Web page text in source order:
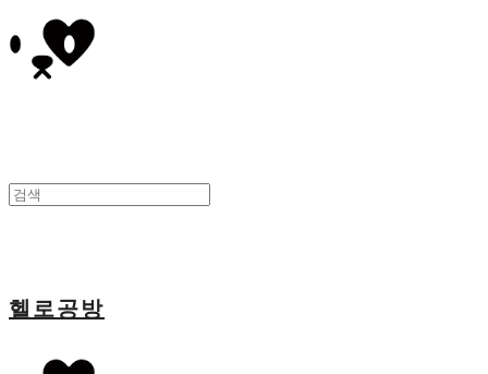
헬로공방